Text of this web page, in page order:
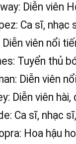
Diễn viên
Ca sĩ, nhạc
Diễn viên nổi
Tuyển thủ
Diễn viên
Diễn viên
Ca sĩ, nhạc
Hoa hậu